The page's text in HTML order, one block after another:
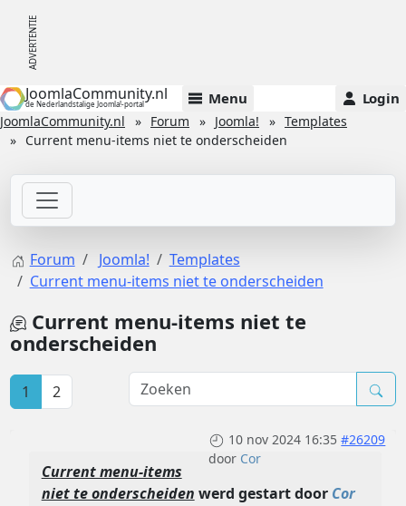
JoomlaCommunity.nl
de Nederlandstalige Joomla!-portal Menu Login
JoomlaCommunity.nl Forum Joomla!
Templates
Current menu-items niet te onderscheiden
Forum Joomla!
Templates
Current menu-items niet te onderscheiden
Current menu-items niet te
onderscheiden
1 2
10 nov 2024 16:35 #26209
door Cor
Current menu-items
niet te onderscheiden werd gestart door Cor